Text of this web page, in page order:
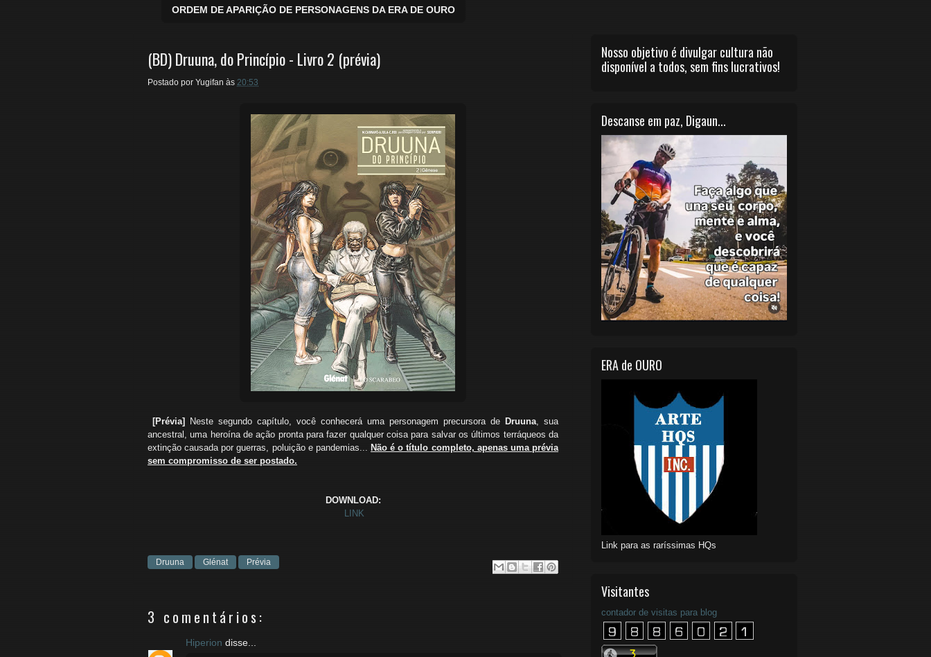
ORDEM DE APARIÇÃO DE PERSONAGENS DA ERA DE OURO
(BD) Druuna, do Princípio - Livro 2 (prévia)
Postado por Yugifan às 20:53
[Prévia] Neste segundo capítulo, você conhecerá uma personagem precursora de Druuna, sua
ancestral, uma heroína de ação pronta para fazer qualquer coisa para salvar os últimos terráqueos da
extinção causada por guerras, poluição e pandemias... Não é o título completo, apenas uma prévia
sem compromisso de ser postado.
DOWNLOAD:
LINK
Druuna Glénat Prévia
3 comentários:
Hiperion disse...
Nosso objetivo é divulgar cultura não
disponível a todos, sem fins lucrativos!
Descanse em paz, Digaun...
ERA de OURO
Link para as raríssimas HQs
Visitantes
contador de visitas para blog